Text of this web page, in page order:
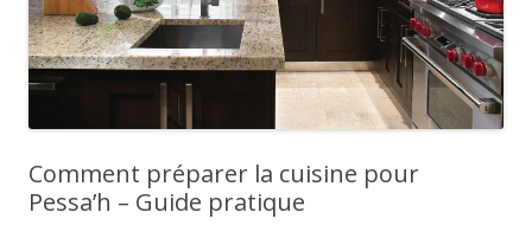
Comment préparer la cuisine pour
Pessa’h – Guide pratique